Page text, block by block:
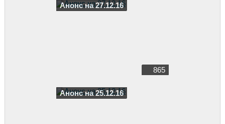
Анонс на 27.12.16
865
Анонс на 25.12.16